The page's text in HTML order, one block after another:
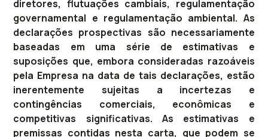
diretores, flutuações cambiais, regulamentação
governamental e regulamentação ambiental. As
declarações prospectivas são necessariamente
baseadas em uma série de estimativas e
suposições que, embora consideradas razoáveis
pela Empresa na data de tais declarações, estão
inerentemente sujeitas a incertezas e
contingências comerciais, econômicas e
competitivas significativas. As estimativas e
premissas contidas nesta carta, que podem se